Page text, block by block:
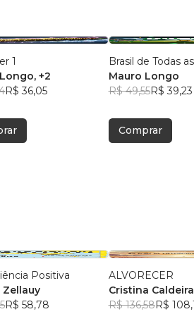
1
, +2
R$ 36,05
Brasil de Todas
Mauro Longo
R$ 49,55R$ 39,23
Comprar
Positiva
Zellauy
R$ 58,78
ALVORECER
Cristina Caldeira
R$ 136,58R$